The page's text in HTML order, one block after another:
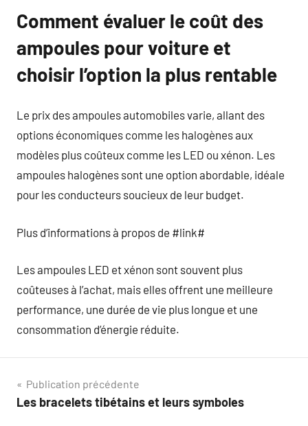
Comment évaluer le coût des
ampoules pour voiture et
choisir l’option la plus rentable
Le prix des ampoules automobiles varie, allant des
options économiques comme les halogènes aux
modèles plus coûteux comme les LED ou xénon. Les
ampoules halogènes sont une option abordable, idéale
pour les conducteurs soucieux de leur budget.
Plus d’informations à propos de #link#
Les ampoules LED et xénon sont souvent plus
coûteuses à l’achat, mais elles offrent une meilleure
performance, une durée de vie plus longue et une
consommation d’énergie réduite.
Navigation
de
Publication précédente
Les bracelets tibétains et leurs symboles